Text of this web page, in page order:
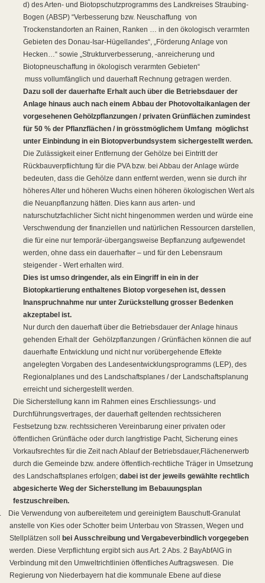
d) des Arten- und Biotopschutzprogramms des Landkreises Straubing-
Bogen (ABSP) “Verbesserung bzw. Neuschaffung von
Trockenstandorten an Rainen, Ranken … in den ökologisch verarmten
Gebieten des Donau-Isar-Hügellandes“, „Förderung Anlage von
Hecken…“ sowie „Strukturverbesserung, -anreicherung und
Biotopneuschaffung in ökologisch verarmten Gebieten“
muss vollumfänglich und dauerhaft Rechnung getragen werden.
Dazu soll der dauerhafte Erhalt auch über die Betriebsdauer der
Anlage hinaus auch nach einem Abbau der Photovoltaikanlagen der
vorgesehenen Gehölzpflanzungen /privaten Grünflächen zumindest
für 50 % der Pflanzflächen/ in grösstmöglichem Umfang möglichst
unter Einbindung in ein Biotopverbundsystem sichergestellt werden.
Die Zulässigkeit einer Entfernung der Gehölze bei Eintritt der
Rückbauverpflichtung für die PVA bzw. bei Abbau der Anlage würde
bedeuten, dass die Gehölze dann entfernt werden, wenn sie durch ihr
höheres Alter und höheren Wuchs einen höheren ökologischen Wert als
die Neuanpflanzung hätten. Dies kann aus arten- und
naturschutzfachlicher Sicht nicht hingenommen werden und würde eine
Verschwendung der finanziellen und natürlichen Ressourcen darstellen,
die für eine nur temporär-übergangsweise Bepflanzung aufgewendet
werden, ohne dass ein dauerhafter – und für den Lebensraum
steigender - Wert erhalten wird.
Dies ist umso dringender, als ein Eingriff in ein in der
Biotopkartierung enthaltenes Biotop vorgesehen ist, dessen
Inanspruchnahme nur unter Zurückstellung grosser Bedenken
akzeptabel ist.
Nur durch den dauerhaft über die Betriebsdauer der Anlage hinaus
gehenden Erhalt der Gehölzpflanzungen /Grünflächen können die auf
dauerhafte Entwicklung und nicht nur vorübergehende Effekte
angelegten Vorgaben des Landesentwicklungsprogramms (LEP), des
Regionalplanes und des Landschaftsplanes/ der Landschaftsplanung
erreicht und sichergestellt werden.
Die Sicherstellung kann im Rahmen eines Erschliessungs- und
Durchführungsvertrages, der dauerhaft geltenden rechtssicheren
Festsetzung bzw. rechtssicheren Vereinbarung einer privaten oder
öffentlichen Grünfläche oder durch langfristige Pacht, Sicherung eines
Vorkaufsrechtes für die Zeit nach Ablauf der Betriebsdauer,Flächenerwerb
durch die Gemeinde bzw. andere öffentlich-rechtliche Träger in Umsetzung
des Landschaftsplanes erfolgen; dabei ist der jeweils gewählte rechtlich
abgesicherte Weg der Sicherstellung im Bebauungsplan
festzuschreiben.
Die Verwendung von aufbereitetem und gereinigtem Bauschutt-Granulat
anstelle von Kies oder Schotter beim Unterbau von Strassen, Wegen und
Stellplätzen soll
bei Ausschreibung und Vergabeverbindlich vorgegeben
werden. Diese Verpflichtung ergibt sich aus Art. 2 Abs. 2 BayAbfAlG in
Verbindung mit den Umweltrichtlinien öffentliches Auftragswesen. Die
Regierung von Niederbayern hat die kommunale Ebene auf diese